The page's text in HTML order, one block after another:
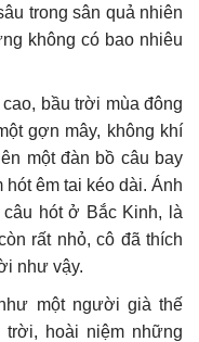
trong sân quả nhiên
không có bao nhiêu
bầu trời mùa đông
gợn mây, không khí
một đàn bồ câu bay
hót êm tai kéo dài. Ánh
hót ở Bắc Kinh, là
rất nhỏ, cô đã thích
như vậy.
một người già thế
hoài niệm những